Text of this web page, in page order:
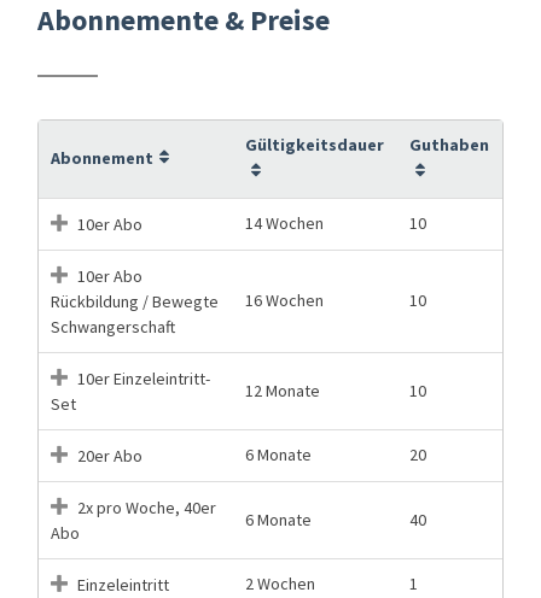
Abonnemente & Preise
Abonnement
Gültigkeitsdauer Guthaben
10er Abo 14 Wochen 10
10er Abo
Rückbildung / Bewegte
Schwangerschaft
16 Wochen 10
10er Einzeleintritt-
Set
12 Monate 10
20er Abo 6 Monate 20
2x pro Woche, 40er
Abo
6 Monate 40
Einzeleintritt 2 Wochen 1